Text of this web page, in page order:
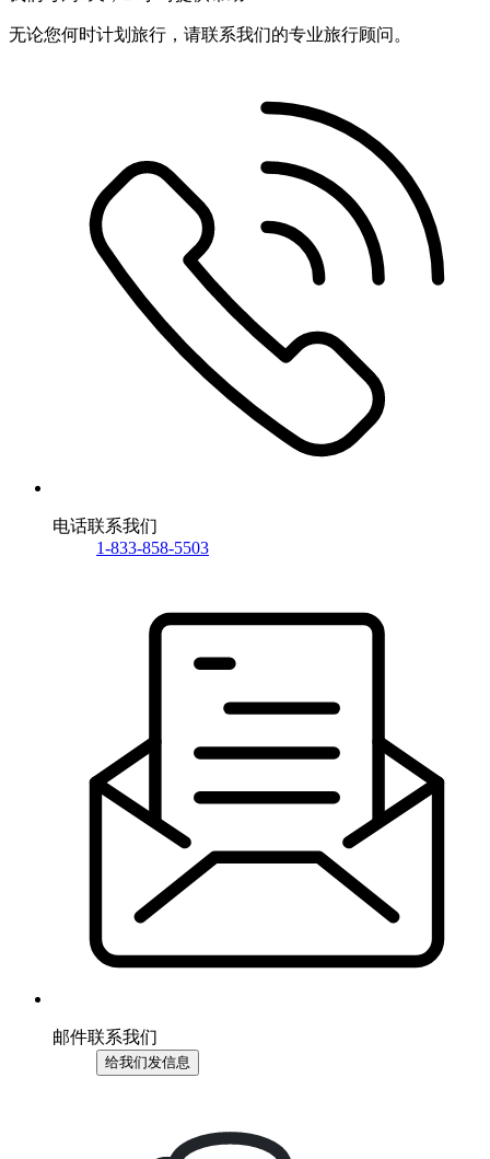
无论您何时计划旅行，请联系我们的专业旅行顾问。
电话联系我们
1-833-858-5503
邮件联系我们
给我们发信息